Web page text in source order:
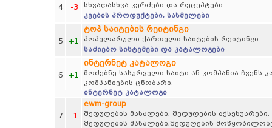
4 -3
სხვადასხვა კერძები და რეცეპტები
კვების პროდუქტები, სასმელები
5 +1
ტოპ საიტების რეიტინგი
პოპულარული ქართული საიტების რეიტინგი
საძიებო სისტემები და კატალოგები
6 +1
ინტერნეტ კატალოგი
მოძებნე სასურველი საიტი ან კომპანია
კომპანიების ცნობარი.
ინტერნეტ კატალოგი
7 -1
ewm-group
შედუღების მასალები, შედუღების
შედუღების მასალები,შედუღების